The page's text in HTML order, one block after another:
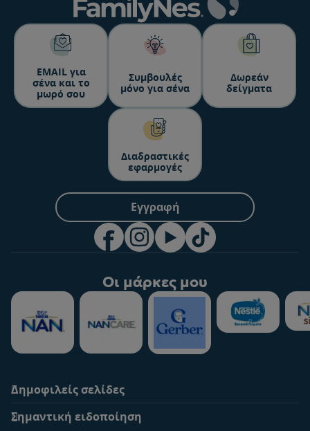
ΕΜΑΙL για
σένα και το
μωρό σου
Συμβουλές
μόνο για σένα
Δωρεάν
δείγματα
Διαδραστικές
εφαρμογές
Εγγραφή
Οι μάρκες μου
Δημοφιλείς σελίδες
Οι Ειδικοί μας
Σημαντική ειδοποίηση